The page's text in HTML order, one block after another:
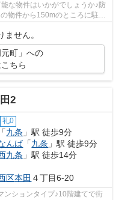
な物件はいかがでしょうか♪防
物件から150mのところに駐車
せん。
元町」への
ちら
2
礼0
「九条 」駅 徒歩9分
んば「九条 」駅 徒歩9分
九条 」駅 徒歩14分
区本田 ４丁目6-20
ンションタイプ♪10階建てで街